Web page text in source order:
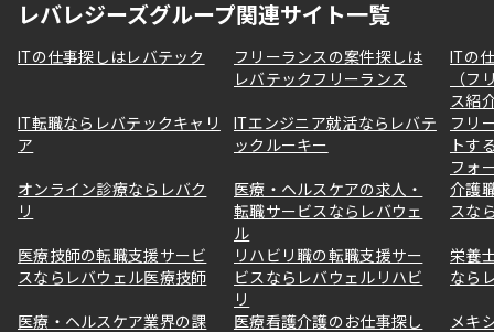
レバレジーズグループ関連サイト一覧
ITの仕事探しはレバテック
フリーランスの案件探しは
レバテックフリーランス
ITの
（フ
ス紹
IT転職ならレバテックキャリ
ア
ITエンジニア就活ならレバテ
ックルーキー
フリ
トす
フォ
オンライン診療ならレバク
リ
医療・ヘルスケアの求人・
転職サービスならレバウェ
ル
介護
スな
医療技師の転職支援サービ
スならレバウェル医療技師
リハビリ職の転職支援サー
ビスならレバウェルリハビ
リ
栄養
なら
医療・ヘルスケア業界の課
医療看護介護のお仕事探し
メキ